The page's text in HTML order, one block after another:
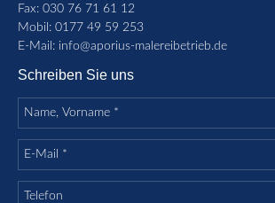
Fax: 030 76 71 61 12
Mobil: 0177 49 59 253
E-Mail: info@aporius-malereibetrieb.de
Schreiben Sie uns